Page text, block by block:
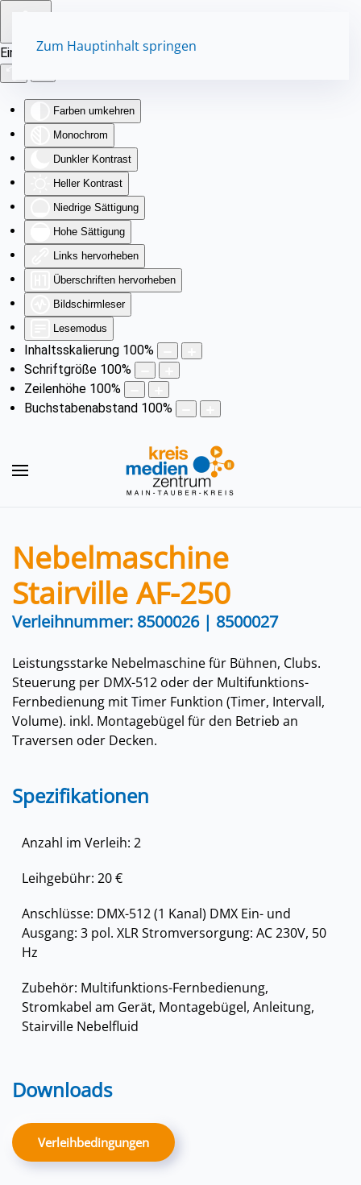
Eingabehilfen öffnen
Farben umkehren
Monochrom
Dunkler Kontrast
Heller Kontrast
Niedrige Sättigung
Hohe Sättigung
Links hervorheben
Überschriften hervorheben
Bildschirmleser
Lesemodus
Inhaltsskalierung 100%
Schriftgröße 100%
Zeilenhöhe 100%
Buchstabenabstand 100%
Zum Hauptinhalt springen
Nebelmaschine
Stairville AF-250
Verleihnummer: 8500026 | 8500027
Leistungsstarke Nebelmaschine für Bühnen, Clubs.
Steuerung per DMX-512 oder der Multifunktions-
Fernbedienung mit Timer Funktion (Timer, Intervall,
Volume). inkl. Montagebügel für den Betrieb an
Traversen oder Decken.
Spezifikationen
Anzahl im Verleih: 2
Leihgebühr: 20 €
Anschlüsse: DMX-512 (1 Kanal) DMX Ein- und
Ausgang: 3 pol. XLR Stromversorgung: AC 230V, 50
Hz
Zubehör: Multifunktions-Fernbedienung,
Stromkabel am Gerät, Montagebügel, Anleitung,
Stairville Nebelfluid
Downloads
Verleihbedingungen